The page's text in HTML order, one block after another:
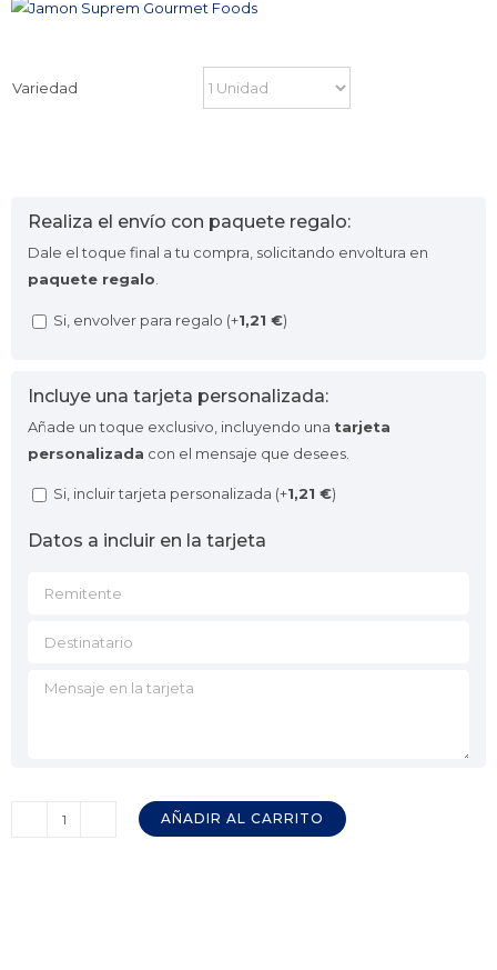
Variedad
Realiza el envío con paquete regalo:
Dale el toque final a tu compra, solicitando envoltura en
paquete regalo
Si, envolver para regalo (+1,21 €)
Incluye una tarjeta personalizada:
Añade un toque exclusivo, incluyendo una tarjeta
personalizada con el mensaje que desees.
Si, incluir tarjeta personalizada (+1,21 €)
Datos a incluir en la tarjeta
AÑADIR AL CARRITO